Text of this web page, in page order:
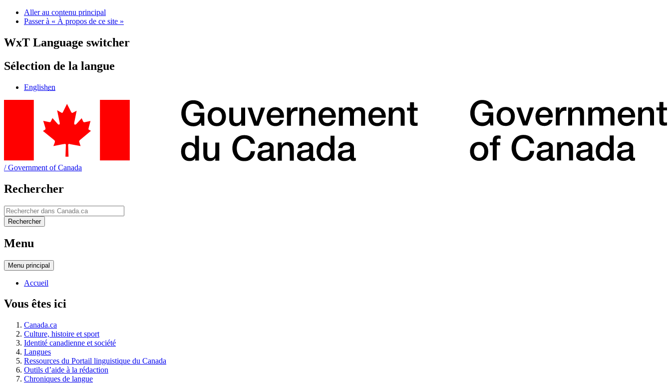
Aller au contenu principal
Passer à « À propos de ce site »
WxT Language switcher
Sélection de la langue
Englishen
/Government of Canada
Rechercher
Rechercher
Rechercher
Menu
Menu principal
Accueil
Vous êtes ici
Canada.ca
Culture, histoire et sport
Identité canadienne et société
Langues
Ressources du Portail linguistique du Canada
Outils d’aide à la rédaction
Chroniques de langue